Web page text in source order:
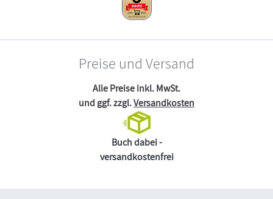
Preise und Versand
Alle Preise inkl. MwSt.
und ggf. zzgl.Versandkosten
Buch dabei -
versandkostenfrei